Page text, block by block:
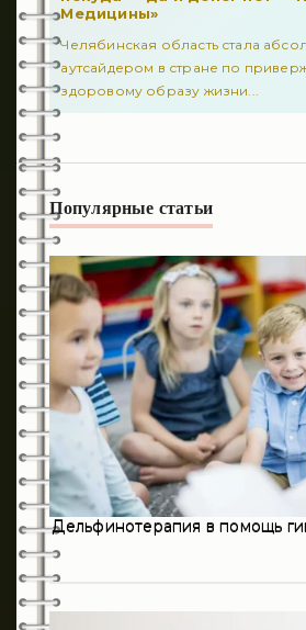
Неворология
Ринология
Дерматология
Инфекционные заболевания
Кардиология
Неврология
Онкология
Оториноларингология
Педиатрия
Медицины»
Челябинская область стала
аутсайдером в стране по
здоровому образу жизни...
Популярные статьи
Дельфинотерапия в помощь